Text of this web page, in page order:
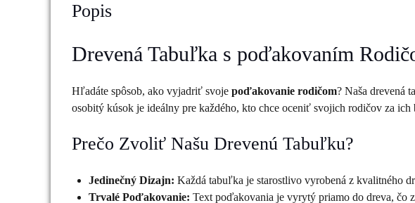
Popis
Drevená Tabuľka s poďakovaním
Hľadáte spôsob, ako vyjadriť svoje poďakovanie rodičom? Naša drevená
osobitý kúsok je ideálny pre každého, kto chce oceniť svojich rodičov za ich
Prečo Zvoliť Našu Drevenú Tabuľku?
Jedinečný Dizajn: Každá tabuľka je starostlivo vyrobená z kvalitného
Trvalé Poďakovanie: Text poďakovania je vyrytý priamo do dreva, čo